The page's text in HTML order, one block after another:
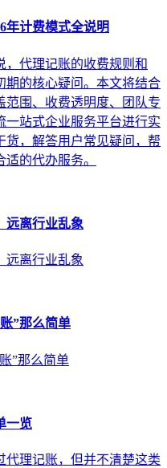
年计费模式全说明
，代理记账的收费规则和
期的核心疑问。本文将结合
范围、收费透明度、团队专
一站式企业服务平台进行实
货，解答用户常见疑问，帮
的代办服务。
远离行业乱象
远离行业乱象
”那么简单
”那么简单
一览
代理记账，但并不清楚这类